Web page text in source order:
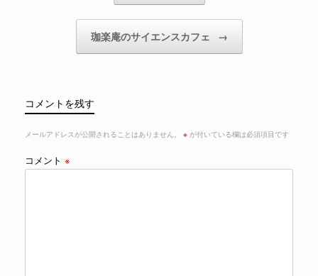
珈楽庵のサイエンスカフェ →
コメントを残す
メールアドレスが公開されることはありません。 ※ が付いている欄は必須項目です
コメント ※